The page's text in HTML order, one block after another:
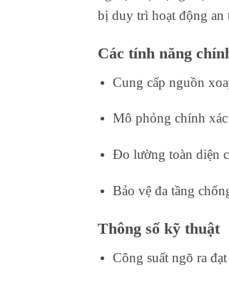
bị duy trì hoạt động an
Các tính năng
Cung cấp nguồn
Mô phỏng chính
Đo lường toàn diện
Bảo vệ đa tầng
Thông số kỹ thuật
Công suất ngõ ra